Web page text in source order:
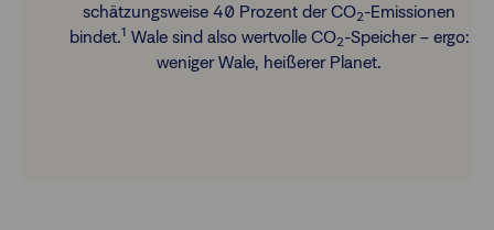
schätzungsweise 40 Prozent der CO2-Emissionen
bindet.1 Wale sind also wertvolle CO2-Speicher – ergo:
weniger Wale, heißerer Planet.